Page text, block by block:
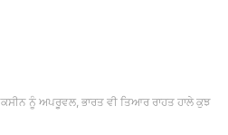
ਨੂੰ ਅਪਰੂਵਲ, ਭਾਰਤ ਵੀ ਤਿਆਰ ਰਾਹਤ ਹਾਲੇ ਕੁਝ